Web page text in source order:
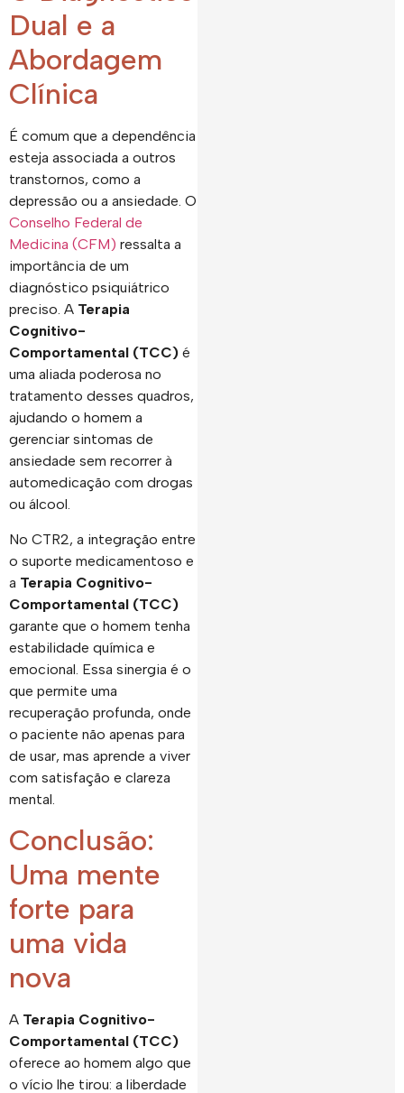
Dual e a
Abordagem
Clínica
É comum que a dependência
esteja associada a outros
transtornos, como a
depressão ou a ansiedade. O
Conselho Federal de
Medicina (CFM) ressalta a
importância de um
diagnóstico psiquiátrico
preciso. A Terapia
Cognitivo-
Comportamental (TCC) é
uma aliada poderosa no
tratamento desses quadros,
ajudando o homem a
gerenciar sintomas de
ansiedade sem recorrer à
automedicação com drogas
ou álcool.
No CTR2, a integração entre
o suporte medicamentoso e
a Terapia Cognitivo-
Comportamental (TCC)
garante que o homem tenha
estabilidade química e
emocional. Essa sinergia é o
que permite uma
recuperação profunda, onde
o paciente não apenas para
de usar, mas aprende a viver
com satisfação e clareza
mental.
Conclusão:
Uma mente
forte para
uma vida
nova
A Terapia Cognitivo-
Comportamental (TCC)
oferece ao homem algo que
o vício lhe tirou: a liberdade